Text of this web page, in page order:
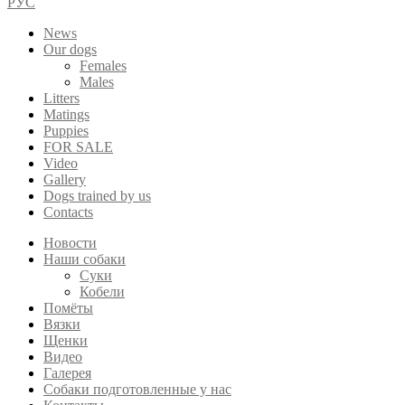
News
Our dogs
Females
Males
Litters
Matings
Puppies
FOR SALE
Video
Gallery
Dogs trained by us
Contacts
Новости
Наши собаки
Суки
Кобели
Помёты
Вязки
Щенки
Видео
Галерея
Собаки подготовленные у нас